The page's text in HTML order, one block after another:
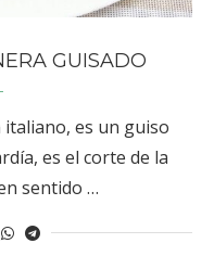
GUISADO
italiano, es un guiso
es el corte de la
sentido …